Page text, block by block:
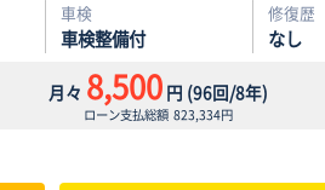
車検
車検整備付
修復歴
なし
月々 8,500円 (96回/8年)
ローン支払総額 823,334円